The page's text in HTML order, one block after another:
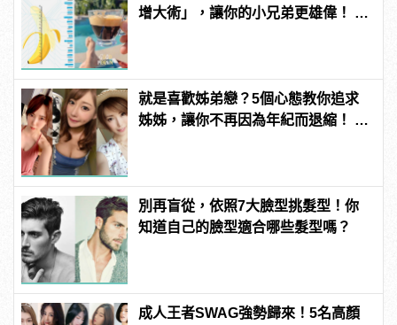
增大術」，讓你的小兄弟更雄偉！ |
就是喜歡姊弟戀？5個心態教你追求
姊姊，讓你不再因為年紀而退縮！ |
別再盲從，依照7大臉型挑髮型！你
知道自己的臉型適合哪些髮型嗎？
成人王者SWAG強勢歸來！5名高顏